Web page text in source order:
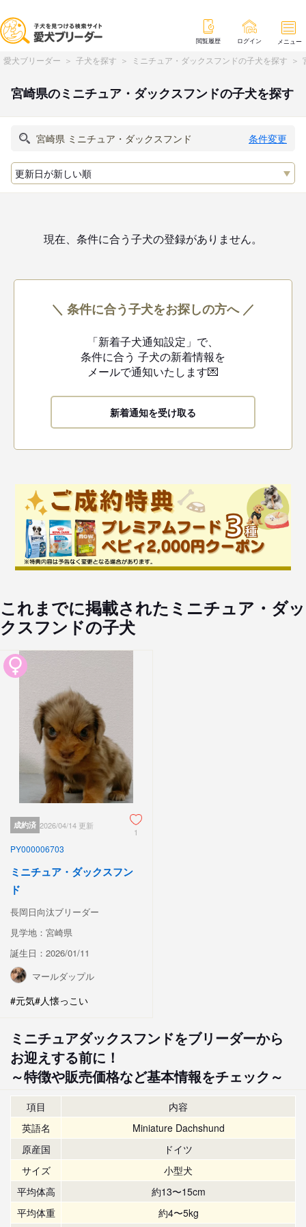
閲覧履歴 ログイン メニュー
愛犬ブリーダー 子犬を探す ミニチュア・ダックスフンドの子犬を探す
宮崎県のミニチュア・ダックスフンドの子犬を探す
条件変更
現在、条件に合う子犬の登録がありません。
＼ 条件に合う子犬をお探しの方へ ／
「新着子犬通知設定」で、
条件に合う 子犬の新着情報を
メールで通知いたします💌
新着通知を受け取る
これまでに掲載されたミニチュア・ダッ
クスフンドの子犬
成約済 2026/04/14 更新
1
PY000006703
ミニチュア・ダックスフン
ド
長岡日向汰ブリーダー
見学地：宮崎県
誕生日：2026/01/11
マールダップル
#元気#人懐っこい
ミニチュアダックスフンドをブリーダーから
お迎えする前に！
～特徴や販売価格など基本情報をチェック～
項目
内容
英語名
Miniature Dachshund
原産国
ドイツ
サイズ
小型犬
平均体高
約13〜15cm
平均体重
約4〜5kg